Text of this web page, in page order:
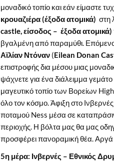
μοναδικό τοπίο και εάν είμαστε
κρουαζιέρα(έξοδα ατομικά) στη
castle, είσοδος – έξοδα ατομικά)
βγαλμένη από παραμύθι.
Αϊλίαν Ντόναν (Eilean Donan
επιστροφής δια μέσου μιας
ψάχνετε για ένα διάλειμμα
μαγευτικό τοπίο των Βορείων
όλο τον κόσμο. Άφιξη στο
ποταμού Ness μέσα σε
περιοχής. Η βόλτα μας θα μας
προσφέρει πανοραμική θέα.
5η μέρα: Ινβερνές – Εθνικός